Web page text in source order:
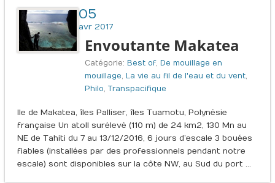
05
avr 2017
Envoutante Makatea
Catégorie: Best of, De mouillage en
mouillage, La vie au fil de l'eau et du vent,
Philo,Transpacifique
Ile de Makatea, îles Palliser, îles Tuamotu, Polynésie
française Un atoll surélevé (110 m) de 24 km2, 130 Mn au
NE de Tahiti du 7 au 13/12/2016, 6 jours d’escale 3 bouées
fiables (installées par des professionnels pendant notre
escale) sont disponibles sur la côte NW, au Sud du port …